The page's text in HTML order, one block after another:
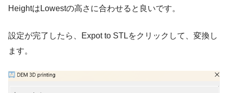
HeightはLowestの高さに合わせると良いです。
設定が完了したら、Expot to STLをクリックして、変換し
ます。